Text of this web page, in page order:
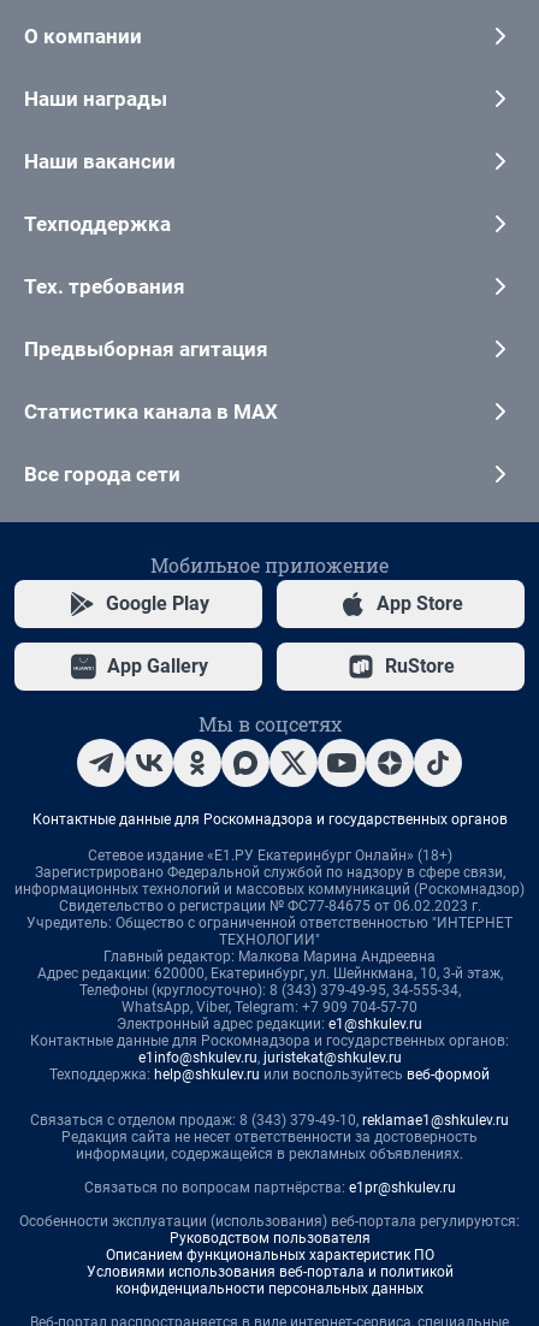
О компании
Наши награды
Наши вакансии
Техподдержка
Тех. требования
Предвыборная агитация
Статистика канала в MAX
Все города сети
Мобильное приложение
Google Play App Store
App Gallery RuStore
Мы в соцсетях
Контактные данные для Роскомнадзора и государственных органов
Сетевое издание «Е1.РУ Екатеринбург Онлайн» (18+)
Зарегистрировано Федеральной службой по надзору в сфере связи,
информационных технологий и массовых коммуникаций (Роскомнадзор)
Свидетельство о регистрации № ФС77-84675 от 06.02.2023 г.
Учредитель: Общество с ограниченной ответственностью "ИНТЕРНЕТ
ТЕХНОЛОГИИ"
Главный редактор: Малкова Марина Андреевна
Адрес редакции: 620000, Екатеринбург, ул. Шейнкмана, 10, 3-й этаж,
Телефоны (круглосуточно): 8 (343) 379-49-95, 34-555-34,
WhatsApp, Viber, Telegram: +7 909 704-57-70
Электронный адрес редакции: e1@shkulev.ru
Контактные данные для Роскомнадзора и государственных органов:
e1info@shkulev.ru, juristekat@shkulev.ru
Техподдержка: help@shkulev.ru или воспользуйтесь веб-формой
Связаться с отделом продаж: 8 (343) 379-49-10, reklamae1@shkulev.ru
Редакция сайта не несет ответственности за достоверность
информации, содержащейся в рекламных объявлениях.
Связаться по вопросам партнёрства: e1pr@shkulev.ru
Особенности эксплуатации (использования) веб-портала регулируются:
Руководством пользователя
Описанием функциональных характеристик ПО
Условиями использования веб-портала и политикой
конфиденциальности персональных данных